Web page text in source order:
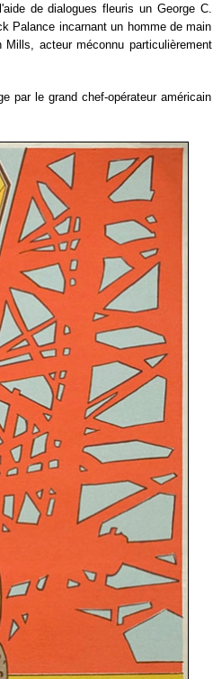
de dialogues fleuris un George C.
Palance incarnant un homme de main
acteur méconnu particulièrement
par le grand chef-opérateur américain